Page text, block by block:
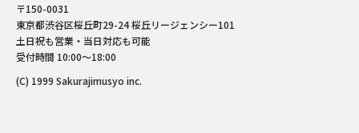
〒150-0031
東京都渋谷区桜丘町29-24 桜丘リージェンシー101
土日祝も営業・当日対応も可能
受付時間 10:00～18:00
(C) 1999 Sakurajimusyo inc.